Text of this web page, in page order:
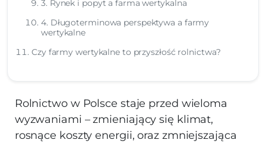
3. Rynek i popyt a farma wertykalna
4. Długoterminowa perspektywa a farmy
wertykalne
Czy farmy wertykalne to przyszłość rolnictwa?
Rolnictwo w Polsce staje przed wieloma
wyzwaniami – zmieniający się klimat,
rosnące koszty energii, oraz zmniejszająca